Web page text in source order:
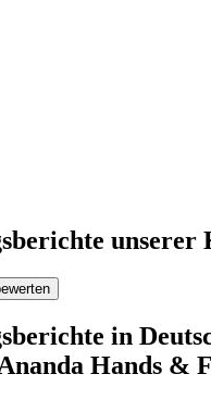
unserer
in
Hands &